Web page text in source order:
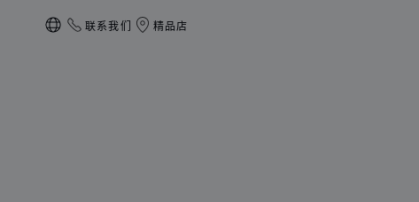
本地化（更改国家/地区）
联系我们 精品店